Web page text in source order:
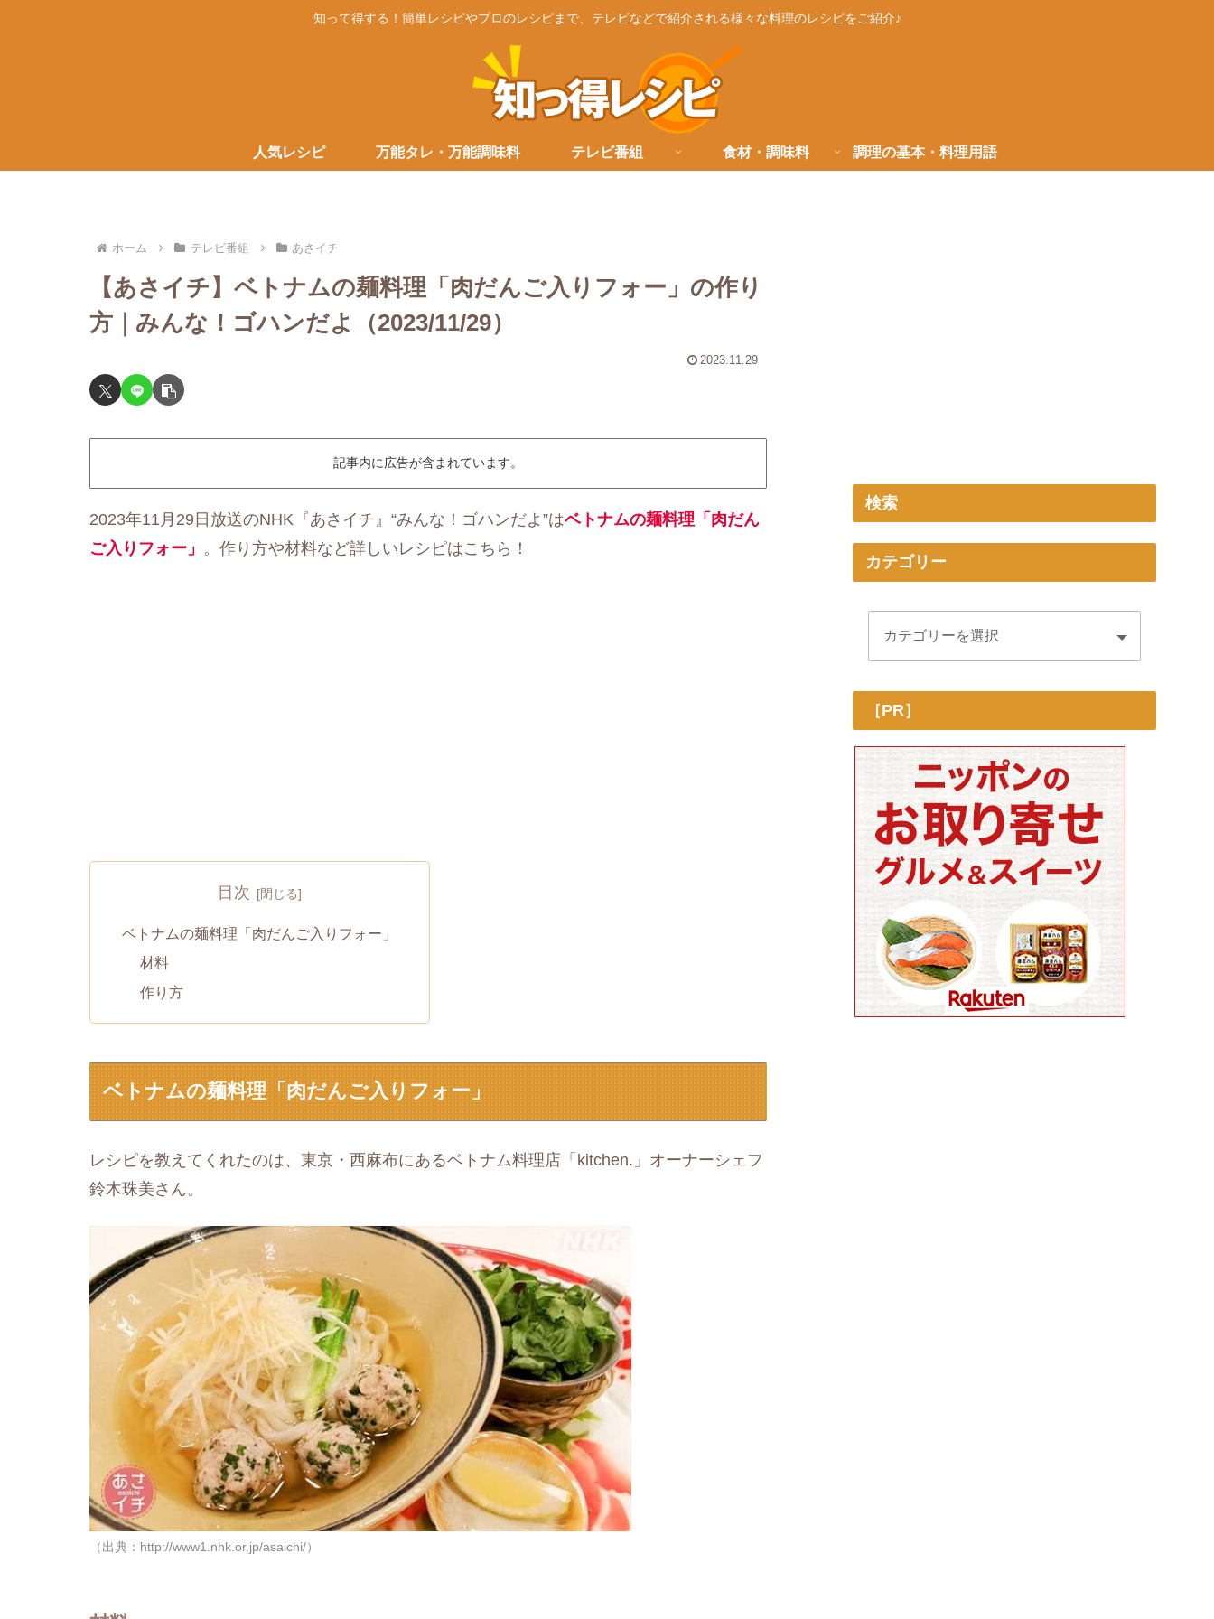
知って得する！簡単レシピやプロのレシピまで、テレビなどで紹介される様々な料理のレシピをご紹介♪
人気レシピ 万能タレ・万能調味料 テレビ番組 食材・調味料 調理の基本・料理用語
ホーム テレビ番組 あさイチ
【あさイチ】ベトナムの麺料理「肉だんご入りフォー」の作り
方｜みんな！ゴハンだよ（2023/11/29）
2023.11.29
記事内に広告が含まれています。
2023年11月29日放送のNHK『あさイチ』“みんな！ゴハンだよ”はベトナムの麺料理「肉だん
ご入りフォー」 。作り方や材料など詳しいレシピはこちら！
目次
ベトナムの麺料理「肉だんご入りフォー」
材料
作り方
ベトナムの麺料理「肉だんご入りフォー」
レシピを教えてくれたのは、東京・西麻布にあるベトナム料理店「kitchen.」オーナーシェフ
鈴木珠美さん。
（出典：http://www1.nhk.or.jp/asaichi/）
検索
カテゴリー
［PR］